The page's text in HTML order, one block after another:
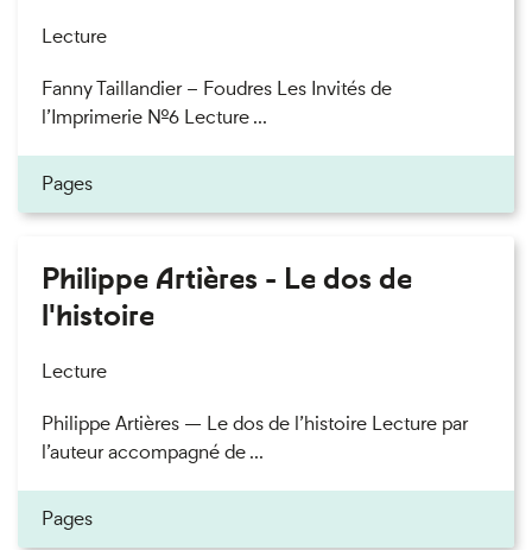
Lecture
Fanny Taillandier – Foudres Les Invités de
l’Imprimerie n°6 Lecture ...
Pages
Philippe Artières - Le dos de
l'histoire
Lecture
Philippe Artières — Le dos de l’histoire Lecture par
l’auteur accompagné de ...
Pages